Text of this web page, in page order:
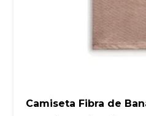
Camiseta Fibra de